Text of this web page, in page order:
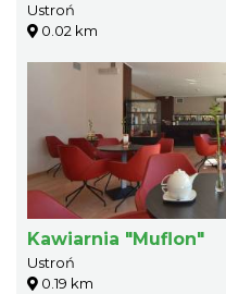
Ustroń
0.02 km
Kawiarnia "Muflon"
Ustroń
0.19 km